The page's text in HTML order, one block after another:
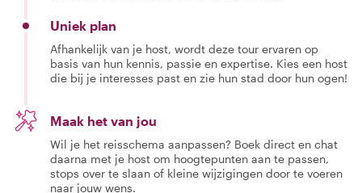
Uniek plan
Afhankelijk van je host, wordt deze tour ervaren op
basis van hun kennis, passie en expertise. Kies een host
die bij je interesses past en zie hun stad door hun ogen!
Maak het van jou
Wil je het reisschema aanpassen? Boek direct en chat
daarna met je host om hoogtepunten aan te passen,
stops over te slaan of kleine wijzigingen door te voeren
naar jouw wens.